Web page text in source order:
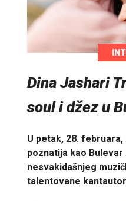
Dina Jashari
soul i džez u
U petak, 28.
poznatija kao Bulevar
nesvakidašnjeg
talentovane